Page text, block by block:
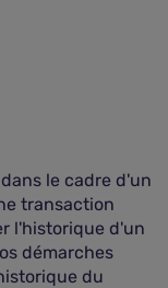
le cadre d'un
transaction
l'historique d'un
démarches
du